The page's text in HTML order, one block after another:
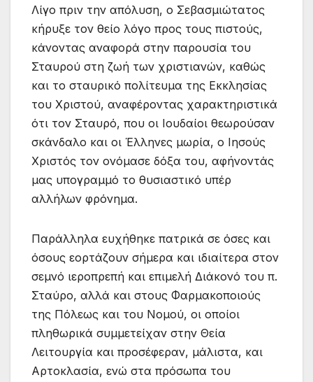
Λίγο πριν την απόλυση, ο Σεβασμιώτατος
κήρυξε τον θείο λόγο προς τους πιστούς,
κάνοντας αναφορά στην παρουσία του
Σταυρού στη ζωή των χριστιανών, καθώς
και το σταυρικό πολίτευμα της Εκκλησίας
του Χριστού, αναφέροντας χαρακτηριστικά
ότι τον Σταυρό, που οι Ιουδαίοι θεωρούσαν
σκάνδαλο και οι Έλληνες μωρία, ο Ιησούς
Χριστός τον ονόμασε δόξα του, αφήνοντάς
μας υπογραμμό το θυσιαστικό υπέρ
αλλήλων φρόνημα.
Παράλληλα ευχήθηκε πατρικά σε όσες και
όσους εορτάζουν σήμερα και ιδιαίτερα στον
σεμνό ιεροπρεπή και επιμελή Διάκονό του π.
Σταύρο, αλλά και στους Φαρμακοποιούς
της Πόλεως και του Νομού, οι οποίοι
πληθωρικά συμμετείχαν στην Θεία
Λειτουργία και προσέφεραν, μάλιστα, και
Αρτοκλασία, ενώ στα πρόσωπα του